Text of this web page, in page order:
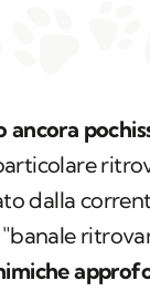
ancora
dalla